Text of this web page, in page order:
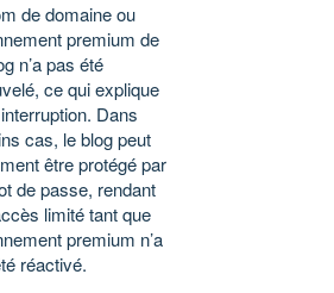
de domaine ou
premium de
n’a pas été
ce qui explique
Dans
cas, le blog peut
être protégé par
de passe, rendant
limité tant que
premium n’a
réactivé.